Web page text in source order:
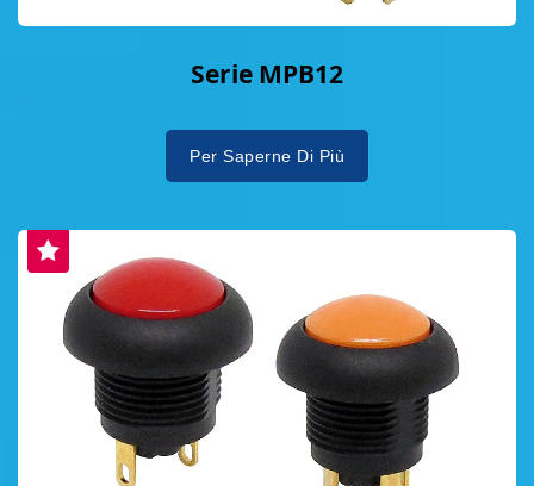
Serie MPB12
Per Saperne Di Più